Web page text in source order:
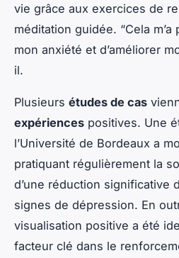
vie grâce aux exercices de
méditation guidée. “Cela
mon anxiété et d’améliorer
il.
Plusieurs études de cas
expériences positives. Une
l’Université de Bordeaux a
pratiquant régulièrement la
d’une réduction significative
signes de dépression. En
visualisation positive a été
facteur clé dans le